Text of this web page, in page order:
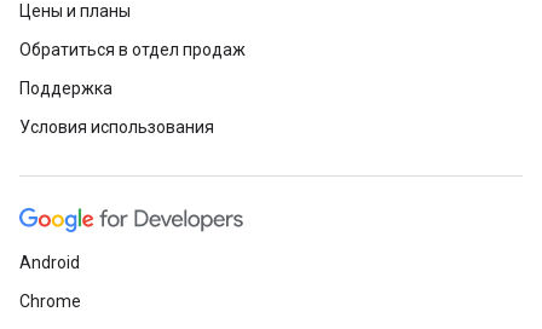
Цены и планы
Обратиться в отдел продаж
Поддержка
Условия использования
Android
Chrome